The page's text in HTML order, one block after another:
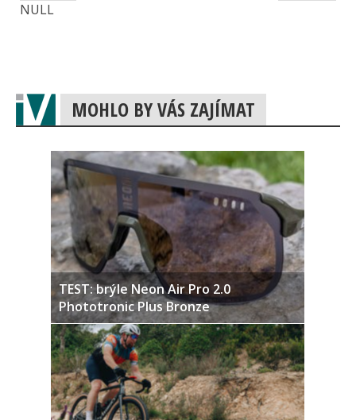
NULL
MOHLO BY VÁS ZAJÍMAT
TEST: brýle Neon Air Pro 2.0
Phototronic Plus Bronze